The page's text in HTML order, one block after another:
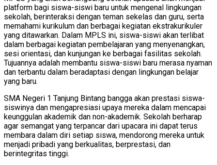
platform bagi siswa-siswi baru untuk mengenal lingkungan
sekolah, berinteraksi dengan teman sekelas dan guru, serta
memahami kurikulum dan berbagai kegiatan ekstrakurikuler
yang ditawarkan. Dalam MPLS ini, siswa-siswi akan terlibat
dalam berbagai kegiatan pembelajaran yang menyenangkan,
sesi orientasi, dan kunjungan ke berbagai fasilitas sekolah.
Tujuannya adalah membantu siswa-siswi baru merasa nyaman
dan terbantu dalam beradaptasi dengan lingkungan belajar
yang baru.
SMA Negeri 1 Tanjung Bintang bangga akan prestasi siswa-
siswinya dan mengapresiasi upaya mereka dalam mencapai
keunggulan akademik dan non-akademik. Sekolah berharap
agar semangat yang terpancar dari upacara ini dapat terus
membara dalam diri setiap siswa, mendorong mereka untuk
menjadi pribadi yang berkualitas, berprestasi, dan
berintegritas tinggi.